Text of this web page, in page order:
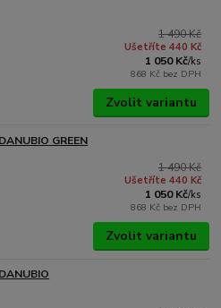
1 490 Kč
Ušetříte 440 Kč
1 050 Kč/ks
868 Kč bez DPH
Zvolit variantu
GREEN
1 490 Kč
Ušetříte 440 Kč
1 050 Kč/ks
868 Kč bez DPH
Zvolit variantu